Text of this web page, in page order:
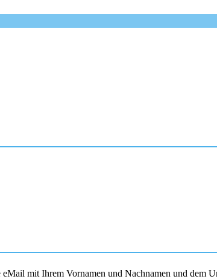
mit Ihrem Vornamen und Nachnamen und dem